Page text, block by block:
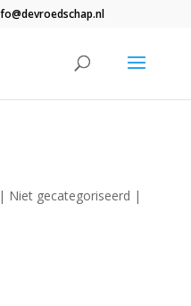
| Niet gecategoriseerd |